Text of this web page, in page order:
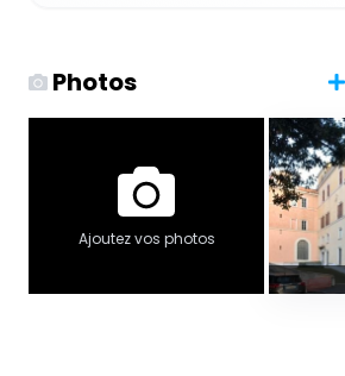
Photos
Ajoutez vos photos